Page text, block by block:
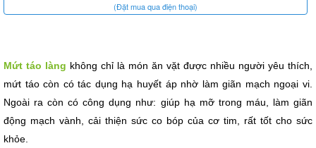
(Đặt mua qua điện thoại)
Mứt táo làng không chỉ là món ăn vặt được nhiều người yêu thích,
mứt táo còn có tác dụng hạ huyết áp nhờ làm giãn mạch ngoại vi.
Ngoài ra còn có công dụng như: giúp hạ mỡ trong máu, làm giãn
động mạch vành, cải thiện sức co bóp của cơ tim, rất tốt cho sức
khỏe.